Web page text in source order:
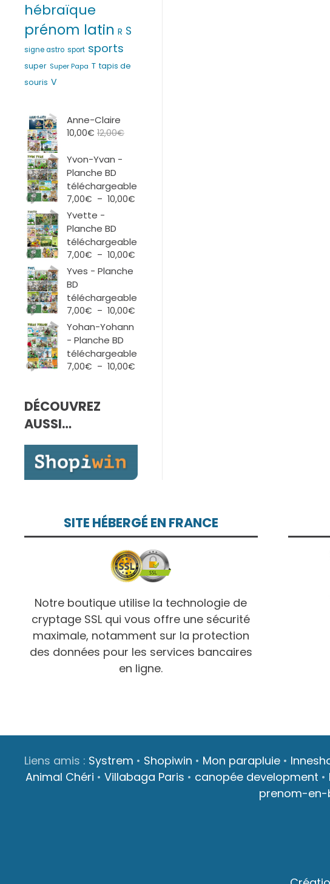
hébraïque
prénom latin R S
signe astro sport sports
super Super Papa T tapis de
souris V
Anne-Claire
10,00€ 12,00€
Yvon-Yvan -
Planche BD
téléchargeable
7,00€ – 10,00€
Yvette -
Planche BD
téléchargeable
7,00€ – 10,00€
Yves - Planche
BD
téléchargeable
7,00€ – 10,00€
Yohan-Yohann
- Planche BD
téléchargeable
7,00€ – 10,00€
DÉCOUVREZ
AUSSI…
SITE HÉBERGÉ EN FRANCE
Notre boutique utilise la technologie de
cryptage SSL qui vous offre une sécurité
maximale, notamment sur la protection
des données pour les services bancaires
en ligne.
Liens amis : Systrem • Shopiwin • Mon parapluie •
Animal Chéri • Villabaga Paris • canopée development •
prenom-en-